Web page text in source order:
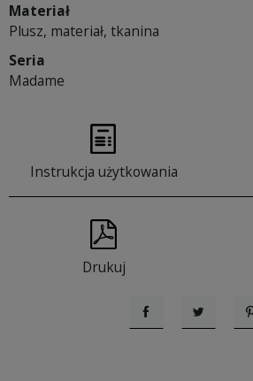
Materiał
Plusz, materiał, tkanina
Seria
Madame
Instrukcja użytkowania
Drukuj
UdostępnijTweetuj